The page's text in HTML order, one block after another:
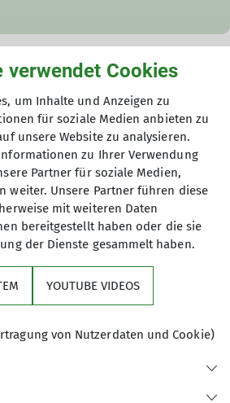
Uhr
verwendet Cookies
um Inhalte und Anzeigen zu
für soziale Medien anbieten zu
unsere Website zu analysieren.
zu Ihrer Verwendung
Partner für soziale Medien,
weiter. Unsere Partner führen diese
mit weiteren Daten
bereitgestellt haben oder die sie
der Dienste gesammelt haben.
YOUTUBE VIDEOS
von Nutzerdaten und Cookie)